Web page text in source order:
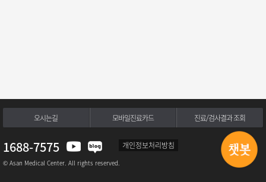
오시는길 모바일진료카드 진료/검사결과 조회
1688-7575 개인정보처리방침
© Asan Medical Center. All rights reserved.